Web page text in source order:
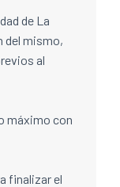
de La
del mismo,
al
máximo con
finalizar el